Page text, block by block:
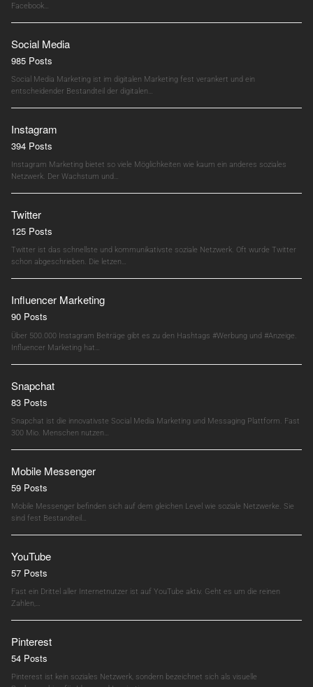
Facebook…
Social Media
985 Posts
Social Media Marketing ist im digitalen Marketing fest verankert und ein
entscheidender Bestandteil der digitalen…
Instagram
394 Posts
Instagram Marketing bietet so viele Möglichkeiten wie kaum ein anderes soziales
Netzwerk. Der Wachstum und…
Twitter
125 Posts
Twitter ist das schnellste und kommunikativste soziale Netzwerk. Oft wurde Twitter
schon abgeschrieben. Die letzen…
Influencer Marketing
90 Posts
Über 500.000 Instagram Beiträge gibt es zu den Hashtags #Werbung und #Anzeige.
Influencer Marketing hat…
Snapchat
83 Posts
Snapchat ist die innovativste Social Media Marketing und Messaging Plattform. Fast
300 Mio. Menschen nutzen…
Mobile Messenger
59 Posts
Mobile Messenger befinden sich auf dem gleichen Level wie soziale Netzwerke. Sie
sind fest Bestandteil…
YouTube
57 Posts
Fast ein Drittel aller Internetnutzer ist auf YouTube aktiv. Geht es um die reinen
Zahlen,…
Pinterest
54 Posts
Pinterest ist kein soziales Netzwerk, sondern bezeichnet sich als visuelle